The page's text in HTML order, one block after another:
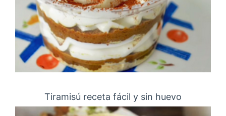
Tiramisú receta fácil y sin huevo